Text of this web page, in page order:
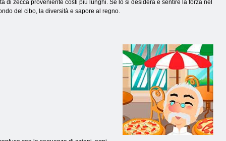
di zecca proveniente costi più lunghi. Se lo si desidera e sentire la forza nel
del cibo, la diversità e sapore al regno.